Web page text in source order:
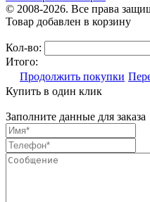
© 2008-2026. Все права
Товар добавлен в корзину
Кол-во:
Итого:
Продолжить покупки
Купить в один клик
Заполните данные для заказа